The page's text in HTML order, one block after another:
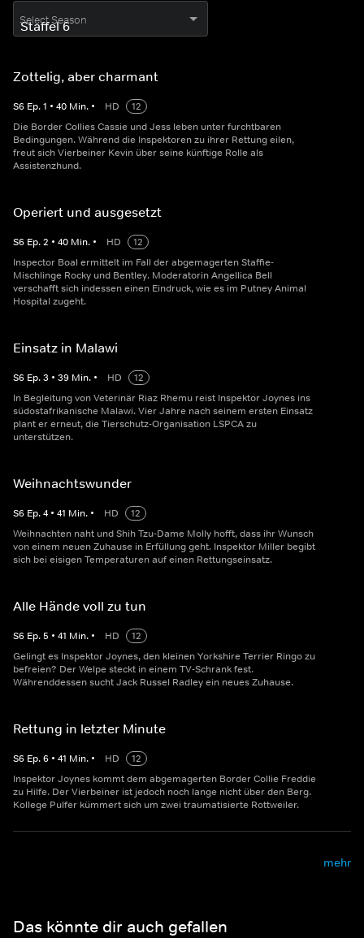
Select Season
Zottelig, aber charmant
S6 Ep.1 • 40 Min. • HD
12
Die Border Collies Cassie und Jess leben unter furchtbaren
Bedingungen. Während die Inspektoren zu ihrer Rettung eilen,
freut sich Vierbeiner Kevin über seine künftige Rolle als
Assistenzhund.
Operiert und ausgesetzt
S6 Ep.2 • 40 Min. • HD
12
Inspector Boal ermittelt im Fall der abgemagerten Staffie-
Mischlinge Rocky und Bentley. Moderatorin Angellica Bell
verschafft sich indessen einen Eindruck, wie es im Putney Animal
Hospital zugeht.
Einsatz in Malawi
S6 Ep.3 • 39 Min. • HD
12
In Begleitung von Veterinär Riaz Rhemu reist Inspektor Joynes ins
südostafrikanische Malawi. Vier Jahre nach seinem ersten Einsatz
plant er erneut, die Tierschutz-Organisation LSPCA zu
unterstützen.
Weihnachtswunder
S6 Ep.4 • 41 Min. • HD
12
Weihnachten naht und Shih Tzu-Dame Molly hofft, dass ihr Wunsch
von einem neuen Zuhause in Erfüllung geht. Inspektor Miller begibt
sich bei eisigen Temperaturen auf einen Rettungseinsatz.
Alle Hände voll zu tun
S6 Ep.5 • 41 Min. • HD
12
Gelingt es Inspektor Joynes, den kleinen Yorkshire Terrier Ringo zu
befreien? Der Welpe steckt in einem TV-Schrank fest.
Währenddessen sucht Jack Russel Radley ein neues Zuhause.
Rettung in letzter Minute
S6 Ep.6 • 41 Min. • HD
12
Inspektor Joynes kommt dem abgemagerten Border Collie Freddie
zu Hilfe. Der Vierbeiner ist jedoch noch lange nicht über den Berg.
Kollege Pulfer kümmert sich um zwei traumatisierte Rottweiler.
mehr
Das könnte dir auch gefallen